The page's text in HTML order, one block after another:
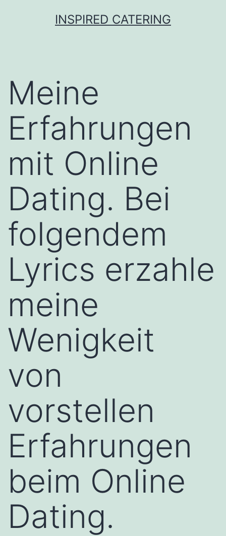
INSPIRED CATERING
Meine
Erfahrungen
mit Online
Dating. Bei
folgendem
Lyrics erzahle
meine
Wenigkeit
von
vorstellen
Erfahrungen
beim Online
Dating.